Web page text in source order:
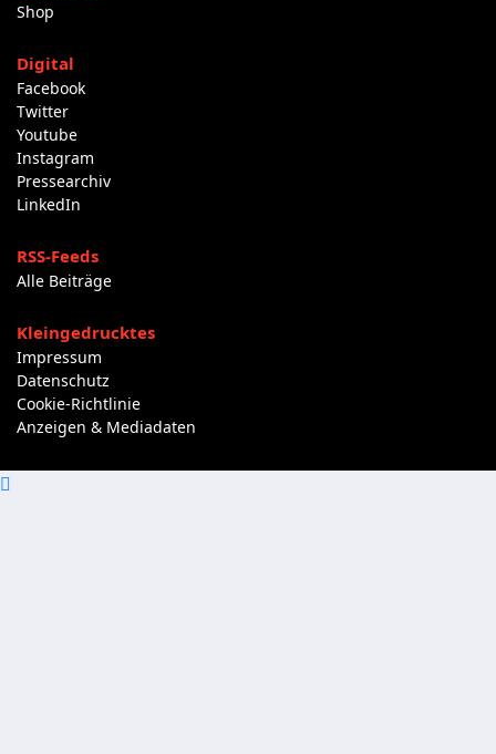
Shop
Digital
Facebook
Twitter
Youtube
Instagram
Pressearchiv
LinkedIn
RSS-Feeds
Alle Beiträge
Kleingedrucktes
Impressum
Datenschutz
Cookie-Richtlinie
Anzeigen & Mediadaten